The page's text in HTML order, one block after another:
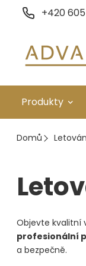
+420
Produkty
Galvanické
Stopkové
Strojní
Domů
Objevte kvalitní
profesionální
a bezpečně.